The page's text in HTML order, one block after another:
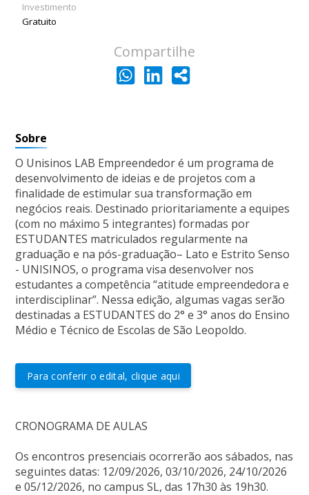
Sobre
O Unisinos LAB Empreendedor é um programa de
desenvolvimento de ideias e de projetos com a
finalidade de estimular sua transformação em
negócios reais. Destinado prioritariamente a equipes
(com no máximo 5 integrantes) formadas por
ESTUDANTES matriculados regularmente na
graduação e na pós-graduação– Lato e Estrito Senso
- UNISINOS, o programa visa desenvolver nos
estudantes a competência “atitude empreendedora e
interdisciplinar”. Nessa edição, algumas vagas serão
destinadas a ESTUDANTES do 2° e 3° anos do Ensino
Médio e Técnico de Escolas de São Leopoldo.
Para conferir o edital, clique aqui
CRONOGRAMA DE AULAS
Os encontros presenciais ocorrerão aos sábados, nas
seguintes datas: 12/09/2026, 03/10/2026, 24/10/2026
e 05/12/2026, no campus SL, das 17h30 às 19h30.
Investimento
Gratuito
Compartilhe